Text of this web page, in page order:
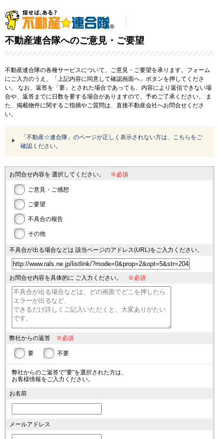
不動産連合隊へのご意見・ご要望
不動産連合隊の各種サービスについて、ご意見・ご要望を承ります。フォーム
にご入力のうえ、「上記内容に同意して確認画面へ」ボタンを押してくださ
い。
なお、返答を「要」とされた場合であっても、内容により返信できない場
合や、返答までに日数を要する場合がありますので、予めご了承ください。
ま
た、掲載物件に関するご指摘やご質問は、直接不動産会社へお問合せくださ
い。
「不動産☆連合隊」のページが正しく表示されない方は、こちらをご
確認ください。
お問合せ内容を 選択してください。 ※必須
ご意見・ご感想
ご要望
不具合の報告
その他
不具合が出る場合などは 該当ページのアドレス(URL)をご入力ください。
お問合せ内容を具体的に ご入力ください。 ※必須
弊社からの返答 ※必須
要 不要
弊社からのご返答で"要"を選択された方は、
お客様情報をご入力ください。
お名前
メールアドレス